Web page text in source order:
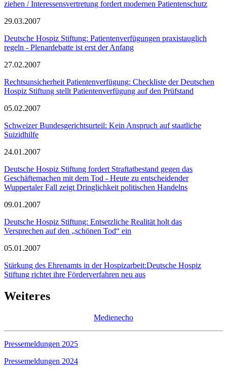
ziehen / Interessensvertretung fordert modernen Patientenschutz
29.03.2007
Deutsche Hospiz Stiftung: Patientenverfügungen praxistauglich
regeln - Plenardebatte ist erst der Anfang
27.02.2007
Rechtsunsicherheit Patientenverfügung: Checkliste der Deutschen
Hospiz Stiftung stellt Patientenverfügung auf den Prüfstand
05.02.2007
Schweizer Bundesgerichtsurteil: Kein Anspruch auf staatliche
Suizidhilfe
24.01.2007
Deutsche Hospiz Stiftung fordert Straftatbestand gegen das
Geschäftemachen mit dem Tod - Heute zu entscheidender
Wuppertaler Fall zeigt Dringlichkeit politischen Handelns
09.01.2007
Deutsche Hospiz Stiftung: Entsetzliche Realität holt das
Versprechen auf den „schönen Tod“ ein
05.01.2007
Stärkung des Ehrenamts in der Hospizarbeit:Deutsche Hospiz
Stiftung richtet ihre Förderverfahren neu aus
Weiteres
Medienecho
Pressemeldungen 2025
Pressemeldungen 2024